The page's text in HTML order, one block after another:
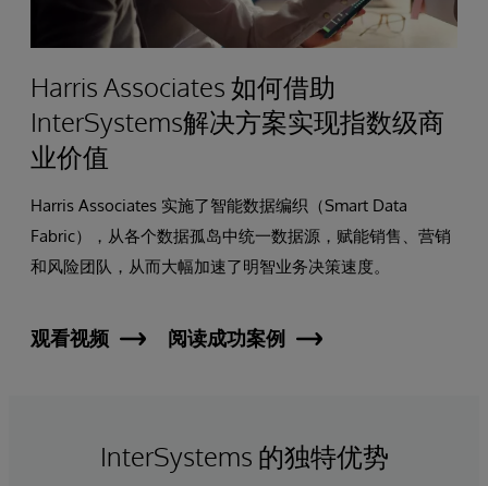
Harris Associates 如何借助
InterSystems解决方案实现指数级商
业价值
Harris Associates 实施了智能数据编织（Smart Data
Fabric），从各个数据孤岛中统一数据源，赋能销售、营销
和风险团队，从而大幅加速了明智业务决策速度。
观看视频 阅读成功案例
InterSystems 的独特优势